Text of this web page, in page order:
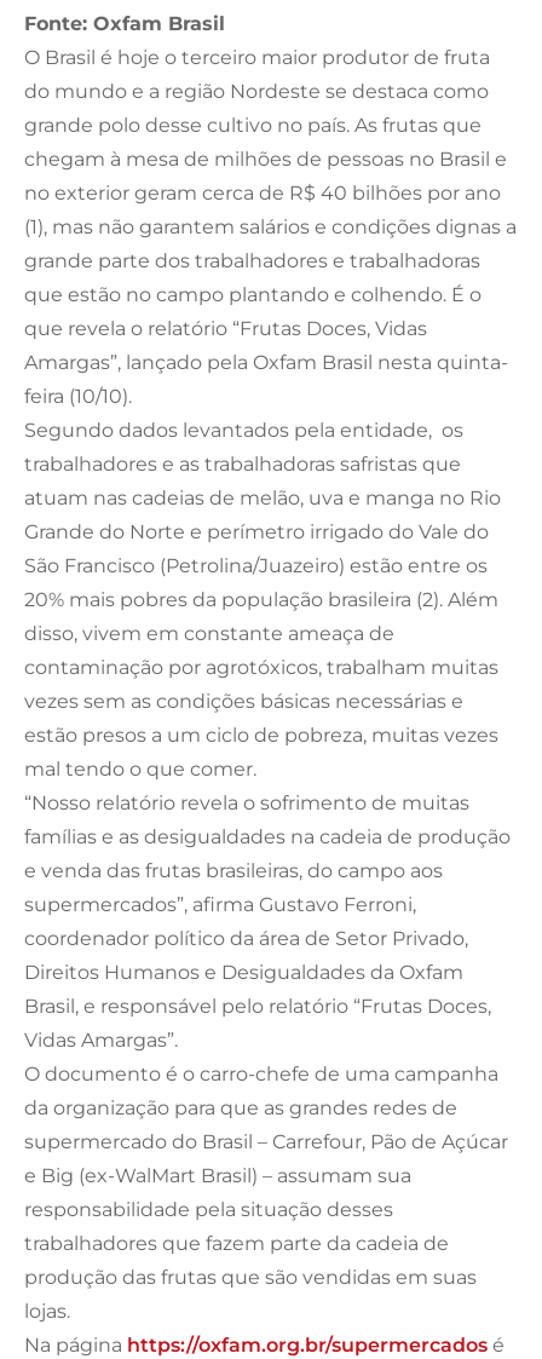
Fonte: Oxfam Brasil
O Brasil é hoje o terceiro maior produtor de fruta
do mundo e a região Nordeste se destaca como
grande polo desse cultivo no país. As frutas que
chegam à mesa de milhões de pessoas no Brasil e
no exterior geram cerca de R$ 40 bilhões por ano
(1), mas não garantem salários e condições dignas a
grande parte dos trabalhadores e trabalhadoras
que estão no campo plantando e colhendo. É o
que revela o relatório “Frutas Doces, Vidas
Amargas”, lançado pela Oxfam Brasil nesta quinta-
feira (10/10).
Segundo dados levantados pela entidade, os
trabalhadores e as trabalhadoras safristas que
atuam nas cadeias de melão, uva e manga no Rio
Grande do Norte e perímetro irrigado do Vale do
São Francisco (Petrolina/Juazeiro) estão entre os
20% mais pobres da população brasileira (2). Além
disso, vivem em constante ameaça de
contaminação por agrotóxicos, trabalham muitas
vezes sem as condições básicas necessárias e
estão presos a um ciclo de pobreza, muitas vezes
mal tendo o que comer.
“Nosso relatório revela o sofrimento de muitas
famílias e as desigualdades na cadeia de produção
e venda das frutas brasileiras, do campo aos
supermercados”, afirma Gustavo Ferroni,
coordenador político da área de Setor Privado,
Direitos Humanos e Desigualdades da Oxfam
Brasil, e responsável pelo relatório “Frutas Doces,
Vidas Amargas”.
O documento é o carro-chefe de uma campanha
da organização para que as grandes redes de
supermercado do Brasil – Carrefour, Pão de Açúcar
e Big (ex-WalMart Brasil) – assumam sua
responsabilidade pela situação desses
trabalhadores que fazem parte da cadeia de
produção das frutas que são vendidas em suas
lojas.
Na página https://oxfam.org.br/supermercados é